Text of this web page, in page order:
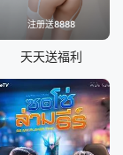
注册送8888
天天送福利